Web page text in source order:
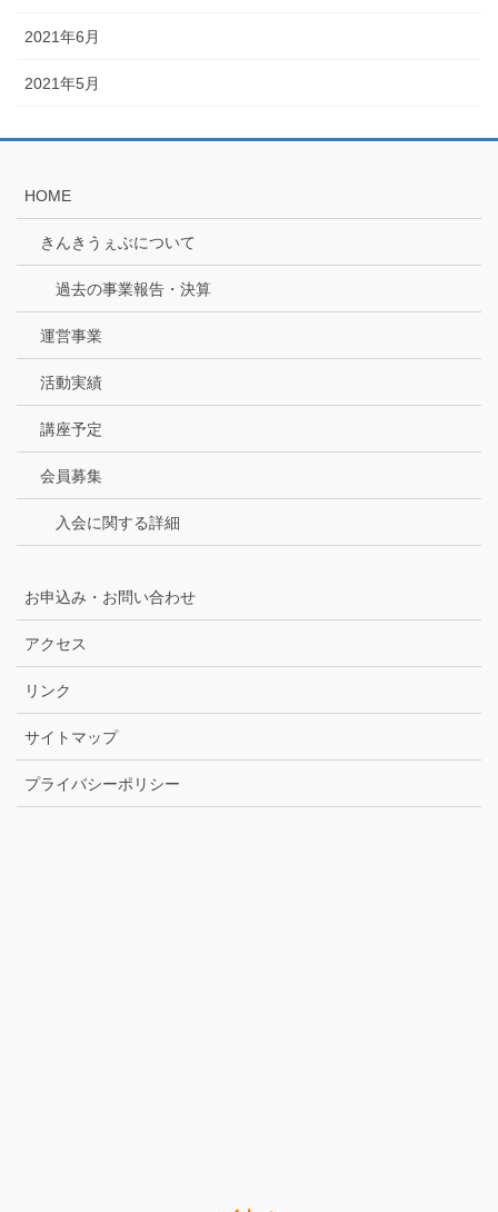
2021年6月
2021年5月
HOME
きんきうぇぶについて
過去の事業報告・決算
運営事業
活動実績
講座予定
会員募集
入会に関する詳細
お申込み・お問い合わせ
アクセス
リンク
サイトマップ
プライバシーポリシー